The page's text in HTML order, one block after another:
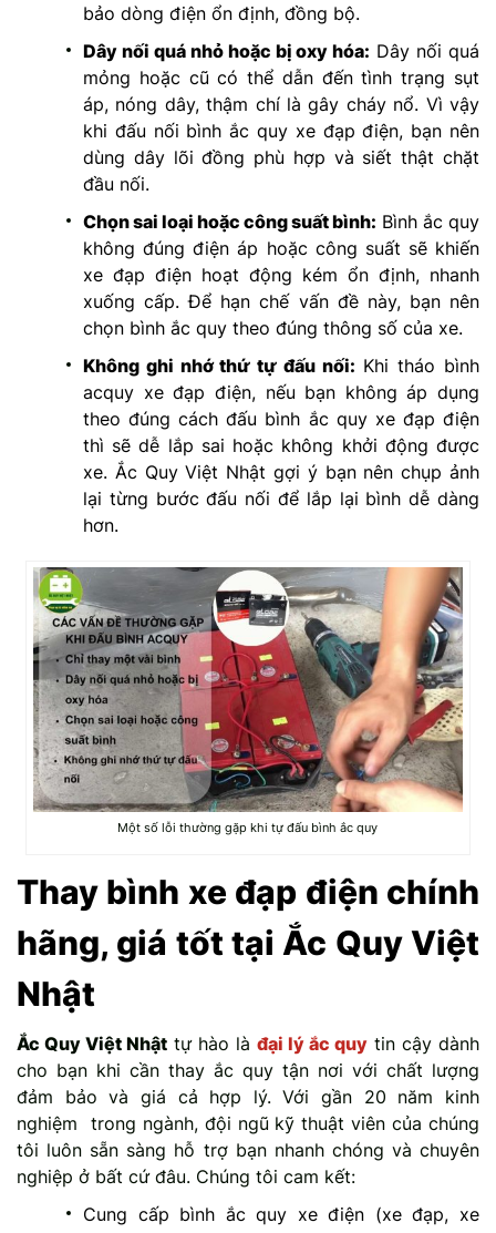
bảo dòng điện ổn định, đồng bộ.
Dây nối quá nhỏ hoặc bị oxy hóa: Dây nối quá
mỏng hoặc cũ có thể dẫn đến tình trạng sụt
áp, nóng dây, thậm chí là gây cháy nổ. Vì vậy
khi đấu nối bình ắc quy xe đạp điện, bạn nên
dùng dây lõi đồng phù hợp và siết thật chặt
đầu nối.
Chọn sai loại hoặc công suất bình: Bình ắc quy
không đúng điện áp hoặc công suất sẽ khiến
xe đạp điện hoạt động kém ổn định, nhanh
xuống cấp. Để hạn chế vấn đề này, bạn nên
chọn bình ắc quy theo đúng thông số của xe.
Không ghi nhớ thứ tự đấu nối: Khi tháo bình
acquy xe đạp điện, nếu bạn không áp dụng
theo đúng cách đấu bình ắc quy xe đạp điện
thì sẽ dễ lắp sai hoặc không khởi động được
xe. Ắc Quy Việt Nhật gợi ý bạn nên chụp ảnh
lại từng bước đấu nối để lắp lại bình dễ dàng
hơn.
Một số lỗi thường gặp khi tự đấu bình ắc quy
Thay bình xe đạp điện chính
hãng, giá tốt tại Ắc Quy Việt
Nhật
Ắc Quy Việt Nhật tự hào là đại lý ắc quy tin cậy dành
cho bạn khi cần thay ắc quy tận nơi với chất lượng
đảm bảo và giá cả hợp lý. Với gần 20 năm kinh
nghiệm trong ngành, đội ngũ kỹ thuật viên của chúng
tôi luôn sẵn sàng hỗ trợ bạn nhanh chóng và chuyên
nghiệp ở bất cứ đâu. Chúng tôi cam kết:
Cung cấp bình ắc quy xe điện (xe đạp, xe